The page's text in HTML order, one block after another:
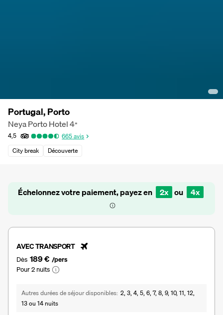
Portugal, Porto
Neya Porto Hotel4*
4,5 665avis
City break
Découverte
Échelonnez votre paiement, payez en 2x ou 4x
AVEC TRANSPORT
Dès 189 € /pers
Pour 2 nuits
Autres durées de séjour disponibles 2, 3, 4, 5, 6, 7, 8, 9, 10, 11, 12,
13 ou 14 nuits